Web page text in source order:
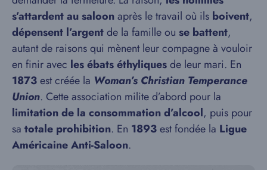
s’attardent au saloonaprès le travail où ils boivent,
dépensent l’argentde la famille ou se battent,
autant de raisons qui mènent leur compagne à vouloir
en finir avec les ébats éthyliquesde leur mari. En
1873est créée la Woman’s Christian Temperance
Union. Cette association milite d’abord pour la
limitation de la consommation d’alcool, puis pour
sa totale prohibition. En 1893est fondée la Ligue
Américaine Anti-Saloon.